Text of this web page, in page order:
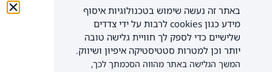
באתר זה נעשה שימוש בטכנולוגיות איסוף
מידע כגון cookies לרבות על ידי צדדים
שלישיים כדי לספק לך חוויית גלישה טובה
יותר וכן למטרות סטטיסטיקה איפיון ושיווק.
המשך הגלישה באתר מהווה הסכמתך לכך,